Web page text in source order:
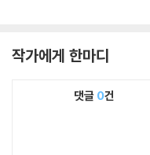
작가에게 한마디
댓글 0건